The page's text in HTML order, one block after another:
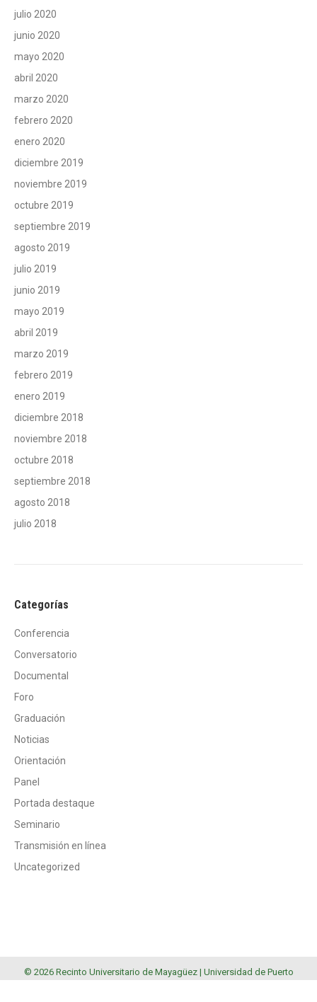
julio 2020
junio 2020
mayo 2020
abril 2020
marzo 2020
febrero 2020
enero 2020
diciembre 2019
noviembre 2019
octubre 2019
septiembre 2019
agosto 2019
julio 2019
junio 2019
mayo 2019
abril 2019
marzo 2019
febrero 2019
enero 2019
diciembre 2018
noviembre 2018
octubre 2018
septiembre 2018
agosto 2018
julio 2018
Categorías
Conferencia
Conversatorio
Documental
Foro
Graduación
Noticias
Orientación
Panel
Portada destaque
Seminario
Transmisión en línea
Uncategorized
© 2026 Recinto Universitario de Mayagüez | Universidad de Puerto